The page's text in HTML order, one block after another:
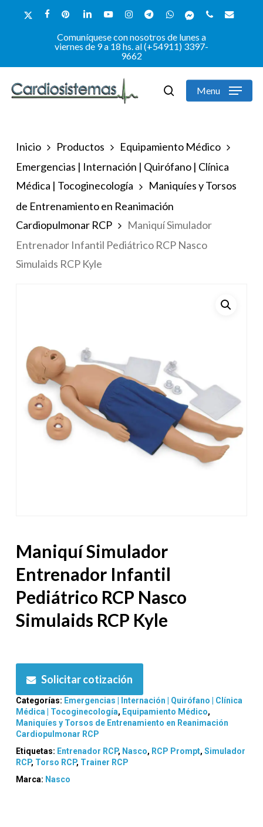
content
x-
facebookpinterestlinkedinyoutubeinstagramtelegramwhatsappmessengerphoneemail
Comuníquese con nosotros de lunes a
viernes de 9 a 18 hs. al (+54911) 3397-
9662
searchMenu
Inicio Productos
Equipamiento Médico
Emergencias | Internación | Quirófano | Clínica
Médica | Tocoginecología
Maniquíes y Torsos
de Entrenamiento en Reanimación
Cardiopulmonar RCP
Maniquí Simulador
Entrenador Infantil Pediátrico RCP Nasco
Simulaids RCP Kyle
Maniquí Simulador
Entrenador Infantil
Pediátrico RCP Nasco
Simulaids RCP Kyle
Solicitar cotización
Categorías: Emergencias | Internación | Quirófano | Clínica
Médica | Tocoginecología, Equipamiento Médico,
Maniquíes y Torsos de Entrenamiento en Reanimación
Cardiopulmonar RCP
Etiquetas: Entrenador RCP, Nasco, RCP Prompt, Simulador
RCP, Torso RCP, Trainer RCP
Marca: Nasco